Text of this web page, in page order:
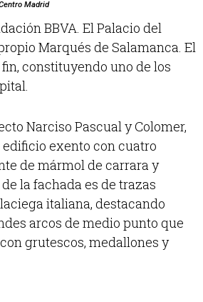
Madrid
BBVA. El Palacio del
Marqués de Salamanca. El
constituyendo uno de los
Narciso Pascual y Colomer,
exento con cuatro
de mármol de carrara y
la fachada es de trazas
italiana, destacando
arcos de medio punto que
grutescos, medallones y